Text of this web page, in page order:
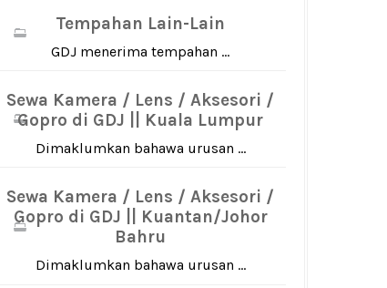
Tempahan Lain-Lain
GDJ menerima tempahan ...
Sewa Kamera / Lens / Aksesori /
Gopro di GDJ || Kuala Lumpur
Dimaklumkan bahawa urusan ...
Sewa Kamera / Lens / Aksesori /
Gopro di GDJ || Kuantan/Johor
Bahru
Dimaklumkan bahawa urusan ...